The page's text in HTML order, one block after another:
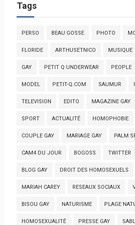
Tags
PERSO BEAU GOSSE PHOTO
FLORIDE ARTHUSETNICO MUSIQUE
GAY PETIT Q UNDERWEAR PEOPLE
MODEL PETIT-Q.COM SAUMUR
TELEVISION EDITO MAGAZINE GAY
SPORT ACTUALITÉ HOMOPHOBIE
COUPLE GAY MARIAGE GAY PALM
CAM4 DU JOUR BOGOSS TWITTER
BLOG GAY DROIT DES HOMOSEXUELS
MARIAH CAREY RESEAUX SOCIAUX
BISOU GAY NATURISME PLAGE
HOMOSEXUALITÉ PRESSE GAY